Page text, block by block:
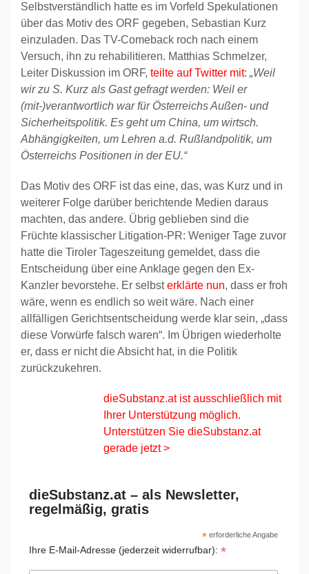
Selbstverständlich hatte es im Vorfeld Spekulationen
über das Motiv des ORF gegeben, Sebastian Kurz
einzuladen. Das TV-Comeback roch nach einem
Versuch, ihn zu rehabilitieren. Matthias Schmelzer,
Leiter Diskussion im ORF, teilte auf Twitter mit: „Weil
wir zu S. Kurz als Gast gefragt werden: Weil er
(mit-)verantwortlich war für Österreichs Außen- und
Sicherheitspolitik. Es geht um China, um wirtsch.
Abhängigkeiten, um Lehren a.d. Rußlandpolitik, um
Österreichs Positionen in der EU.“
Das Motiv des ORF ist das eine, das, was Kurz und in
weiterer Folge darüber berichtende Medien daraus
machten, das andere. Übrig geblieben sind die
Früchte klassischer Litigation-PR: Weniger Tage zuvor
hatte die Tiroler Tageszeitung gemeldet, dass die
Entscheidung über eine Anklage gegen den Ex-
Kanzler bevorstehe. Er selbsterklärte nun, dass er froh
wäre, wenn es endlich so weit wäre. Nach einer
allfälligen Gerichtsentscheidung werde klar sein, „dass
diese Vorwürfe falsch waren“. Im Übrigen wiederholte
er, dass er nicht die Absicht hat, in die Politik
zurückzukehren.
dieSubstanz.at ist ausschließlich mit
Ihrer Unterstützung möglich.
Unterstützen Sie dieSubstanz.at
gerade jetzt >
dieSubstanz.at – als Newsletter,
regelmäßig, gratis
*erforderliche Angabe
Ihre E-Mail-Adresse (jederzeit widerrufbar): *